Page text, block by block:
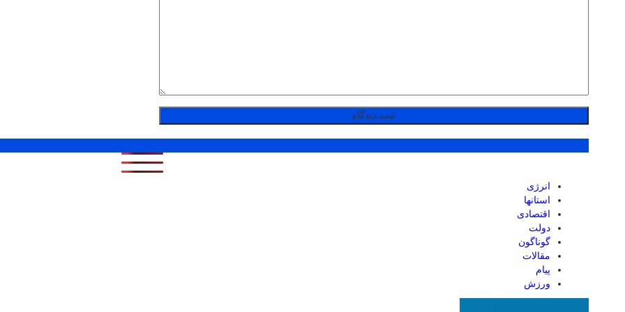
انرژی
استانها
اقتصادی
دولت
گوناگون
مقالات
پیام
ورزش